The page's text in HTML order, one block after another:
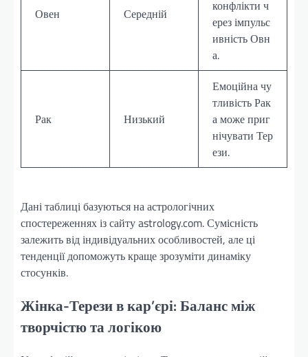
Овен Середній
конфлікти ч
ерез імпульс
ивність Овн
а.
Рак Низький
Емоційна чу
тливість Рак
а може приг
нічувати Тер
ези.
Дані таблиці базуються на астрологічних
спостереженнях із сайту astrology.com. Сумісність
залежить від індивідуальних особливостей, але ці
тенденції допоможуть краще зрозуміти динаміку
стосунків.
Жінка-Терези в кар’єрі: Баланс між
творчістю та логікою